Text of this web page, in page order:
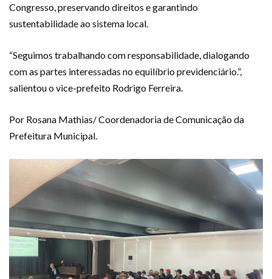
Congresso, preservando direitos e garantindo
sustentabilidade ao sistema local.
“Seguimos trabalhando com responsabilidade, dialogando
com as partes interessadas no equilíbrio previdenciário.”,
salientou o vice-prefeito Rodrigo Ferreira.
Por Rosana Mathias/ Coordenadoria de Comunicação da
Prefeitura Municipal.